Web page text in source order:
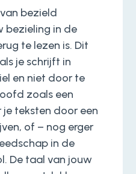
bezield
bezieling in de
te lezen is. Dit
je schrijft in
en niet door te
zoals een
teksten door een
of – nog erger
in de
De taal van jouw